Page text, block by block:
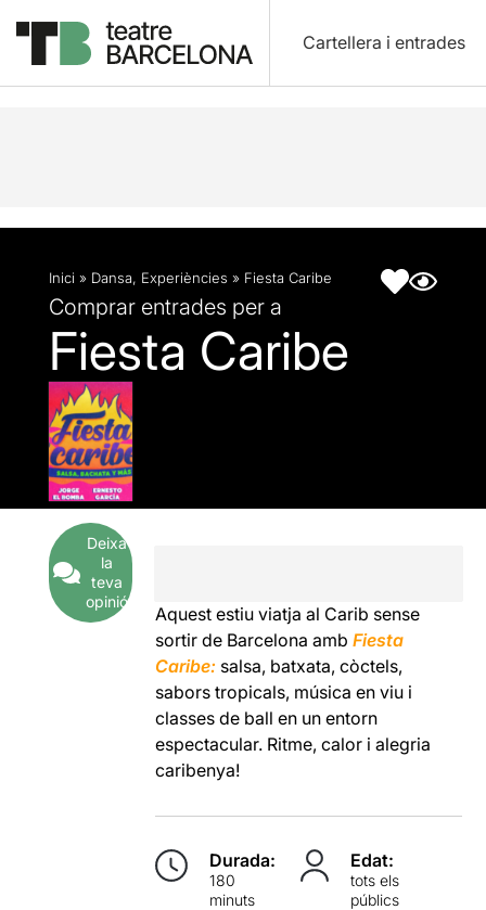
Cartellera i entrades
Descripció Fitxa artística
Inici » Dansa, Experiències » Fiesta Caribe
Comprar entrades per a
Fiesta Caribe
Deixa
la
teva
opinió
Aquest estiu viatja al Carib sense
sortir de Barcelona ambFiesta
Caribe: salsa, batxata, còctels,
sabors tropicals, música en viu i
classes de ball en un entorn
espectacular. Ritme, calor i alegria
caribenya!
Durada:
180
minuts
Edat:
tots els
públics